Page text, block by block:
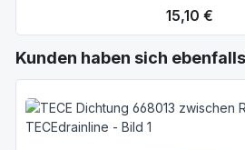
Regulärer Preis:
15,10 €
Produktgalerie überspringen
Kunden haben sich